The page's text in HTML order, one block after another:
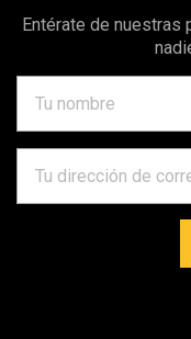
Entérate de nuestras